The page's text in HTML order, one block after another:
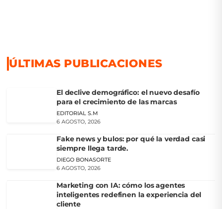
ÚLTIMAS PUBLICACIONES
El declive demográfico: el nuevo desafío
para el crecimiento de las marcas
EDITORIAL S.M
6 AGOSTO, 2026
Fake news y bulos: por qué la verdad casi
siempre llega tarde.
DIEGO BONASORTE
6 AGOSTO, 2026
Marketing con IA: cómo los agentes
inteligentes redefinen la experiencia del
cliente